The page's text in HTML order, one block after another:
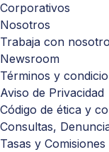
Corporativos
Nosotros
Trabaja con
Newsroom
Términos y
Aviso de Privacidad
Código de ética y
Consultas,
Tasas y Comisiones